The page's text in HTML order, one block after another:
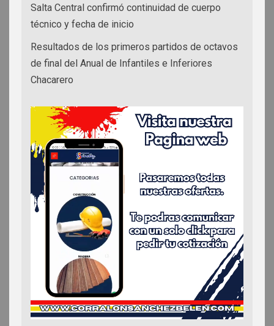
Salta Central confirmó continuidad de cuerpo
técnico y fecha de inicio
Resultados de los primeros partidos de octavos
de final del Anual de Infantiles e Inferiores
Chacarero